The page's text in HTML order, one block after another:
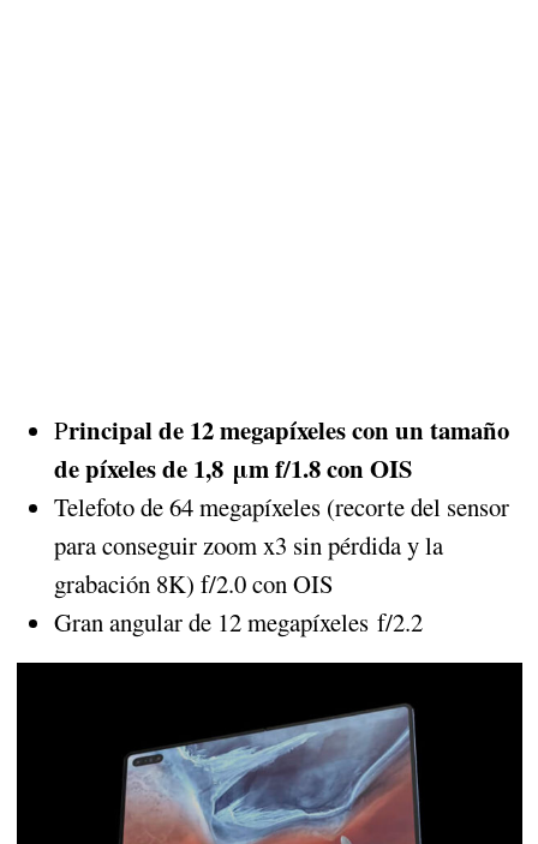
Principal de 12 megapíxeles con un tamaño
de píxeles de 1,8 μm f/1.8 con OIS
Telefoto de 64 megapíxeles (recorte del sensor
para conseguir zoom x3 sin pérdida y la
grabación 8K) f/2.0 con OIS
Gran angular de 12 megapíxeles f/2.2